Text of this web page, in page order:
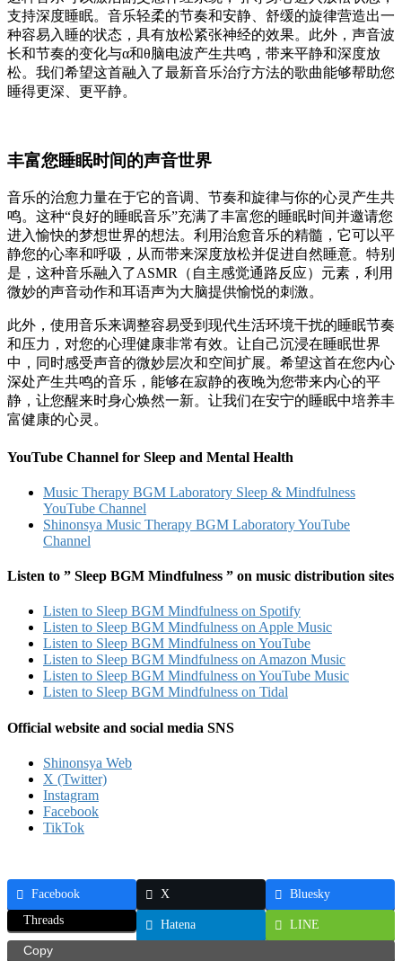
支持深度睡眠。音乐轻柔的节奏和安静、舒缓的旋律营造出一
种容易入睡的状态，具有放松紧张神经的效果。此外，声音波
长和节奏的变化与α和θ脑电波产生共鸣，带来平静和深度放
松。我们希望这首融入了最新音乐治疗方法的歌曲能够帮助您
睡得更深、更平静。
丰富您睡眠时间的声音世界
音乐的治愈力量在于它的音调、节奏和旋律与你的心灵产生共
鸣。这种“良好的睡眠音乐”充满了丰富您的睡眠时间并邀请您
进入愉快的梦想世界的想法。利用治愈音乐的精髓，它可以平
静您的心率和呼吸，从而带来深度放松并促进自然睡意。特别
是，这种音乐融入了ASMR（自主感觉通路反应）元素，利用
微妙的声音动作和耳语声为大脑提供愉悦的刺激。
此外，使用音乐来调整容易受到现代生活环境干扰的睡眠节奏
和压力，对您的心理健康非常有效。让自己沉浸在睡眠世界
中，同时感受声音的微妙层次和空间扩展。希望这首在您内心
深处产生共鸣的音乐，能够在寂静的夜晚为您带来内心的平
静，让您醒来时身心焕然一新。让我们在安宁的睡眠中培养丰
富健康的心灵。
YouTube Channel for Sleep and Mental Health
Music Therapy BGM Laboratory Sleep & Mindfulness
YouTube Channel
Shinonsya Music Therapy BGM Laboratory YouTube
Channel
Listen to ” Sleep BGM Mindfulness ” on music distribution sites
Listen to Sleep BGM Mindfulness on Spotify
Listen to Sleep BGM Mindfulness on Apple Music
Listen to Sleep BGM Mindfulness on YouTube
Listen to Sleep BGM Mindfulness on Amazon Music
Listen to Sleep BGM Mindfulness on YouTube Music
Listen to Sleep BGM Mindfulness on Tidal
Official website and social media SNS
Shinonsya Web
X (Twitter)
Instagram
Facebook
TikTok
Facebook X
Bluesky
Threads
Hatena
LINE
Copy